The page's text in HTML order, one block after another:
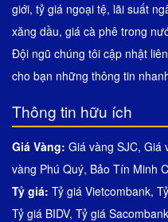
giới, tỷ giá ngoại tệ, lãi suất
xăng dầu, giá cà phê trong
Đội ngũ chúng tôi cập nhật
cho bạn những thông tin
Thông tin hữu ích
Giá Vàng: Giá vàng SJC, Giá
vàng Phú Quý, Bảo Tín Minh
Tỷ giá: Tỷ giá Vietcombank,
Tỷ giá BIDV, Tỷ giá Sacombank